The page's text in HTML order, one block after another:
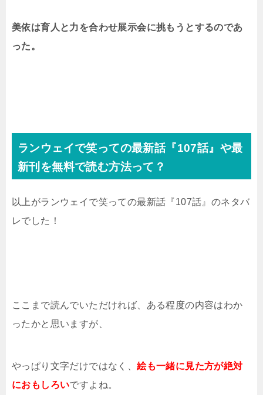
美依は育人と力を合わせ展示会に挑もうとするのであ
った。
ランウェイで笑っての最新話『107話』や最
新刊を無料で読む方法って？
以上がランウェイで笑っての最新話『107話』のネタバ
レでした！
ここまで読んでいただければ、ある程度の内容はわか
ったかと思いますが、
やっぱり文字だけではなく、絵も一緒に見た方が絶対
におもしろいですよね。